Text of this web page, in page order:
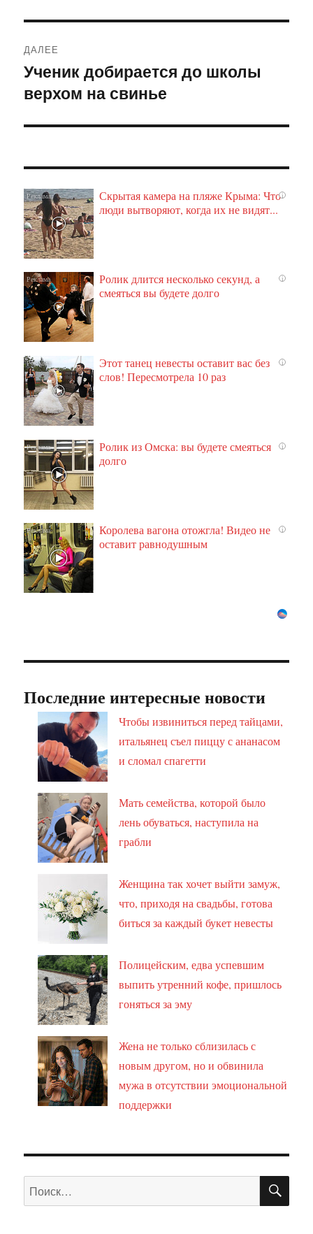
ДАЛЕЕ
Следующая
запись:
Ученик добирается до школы
верхом на свинье
i
Скрытая камера на пляже Крыма: Что
люди вытворяют, когда их не видят...
i
Ролик длится несколько секунд, а
смеяться вы будете долго
i
Этот танец невесты оставит вас без
слов! Пересмотрела 10 раз
i
Ролик из Омска: вы будете смеяться
долго
i
Королева вагона отожгла! Видео не
оставит равнодушным
Последние интересные новости
Чтобы извиниться перед тайцами,
итальянец съел пиццу с ананасом
и сломал спагетти
Мать семейства, которой было
лень обуваться, наступила на
грабли
Женщина так хочет выйти замуж,
что, приходя на свадьбы, готова
биться за каждый букет невесты
Полицейским, едва успевшим
выпить утренний кофе, пришлось
гоняться за эму
Жена не только сблизилась с
новым другом, но и обвинила
мужа в отсутствии эмоциональной
поддержки
Искать: